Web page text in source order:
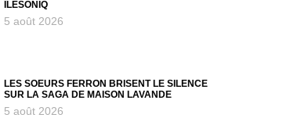
ÎLESONIQ
5 août 2026
LES SOEURS FERRON BRISENT LE SILENCE
SUR LA SAGA DE MAISON LAVANDE
5 août 2026